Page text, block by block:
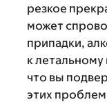
резкое
может
припадки,
к летальному
что вы
этих